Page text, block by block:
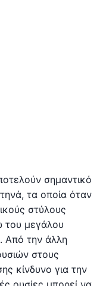
σημαντικό
τα οποία όταν
στύλους
του μεγάλου
Από την άλλη
στους
κίνδυνο για την